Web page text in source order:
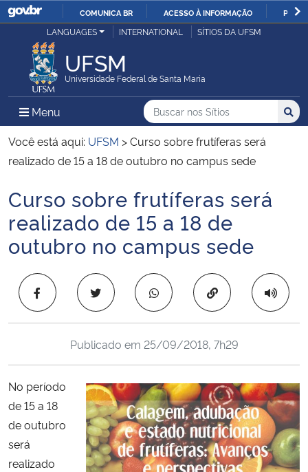
IR
COMUNICA BR ACESSO À INFORMAÇÃO
Ministério da Justiça e Segurança Pública
Ministério da Defesa
Ministério das Relações Exteriores
Ministério da Infraestrutura
Ministério da Agricultura, Pecuária e Abastecimento
Ministério da Educação
Ministério de Minas e Energia
Ministério da Ciência, Tecnologia, Inovações e Comunicações
Ministério do Meio Ambiente
LANGUAGES INTERNATIONAL SÍTIOS DA UFSM
UFSM
Universidade Federal de Santa Maria
Menu Menu Principal do Sítio
Busca
Buscar no nos Sítios
Busca:
Você está aqui: UFSM >Curso sobre frutíferas será
realizado de 15 a 18 de outubro no campus sede
Início do conteúdo
Curso sobre frutíferas será
realizado de 15 a 18 de
outubro no campus sede
Copiar para área
Publicado em 25/09/2018, 7h29
No período
de 15 a 18
de outubro
será
realizado